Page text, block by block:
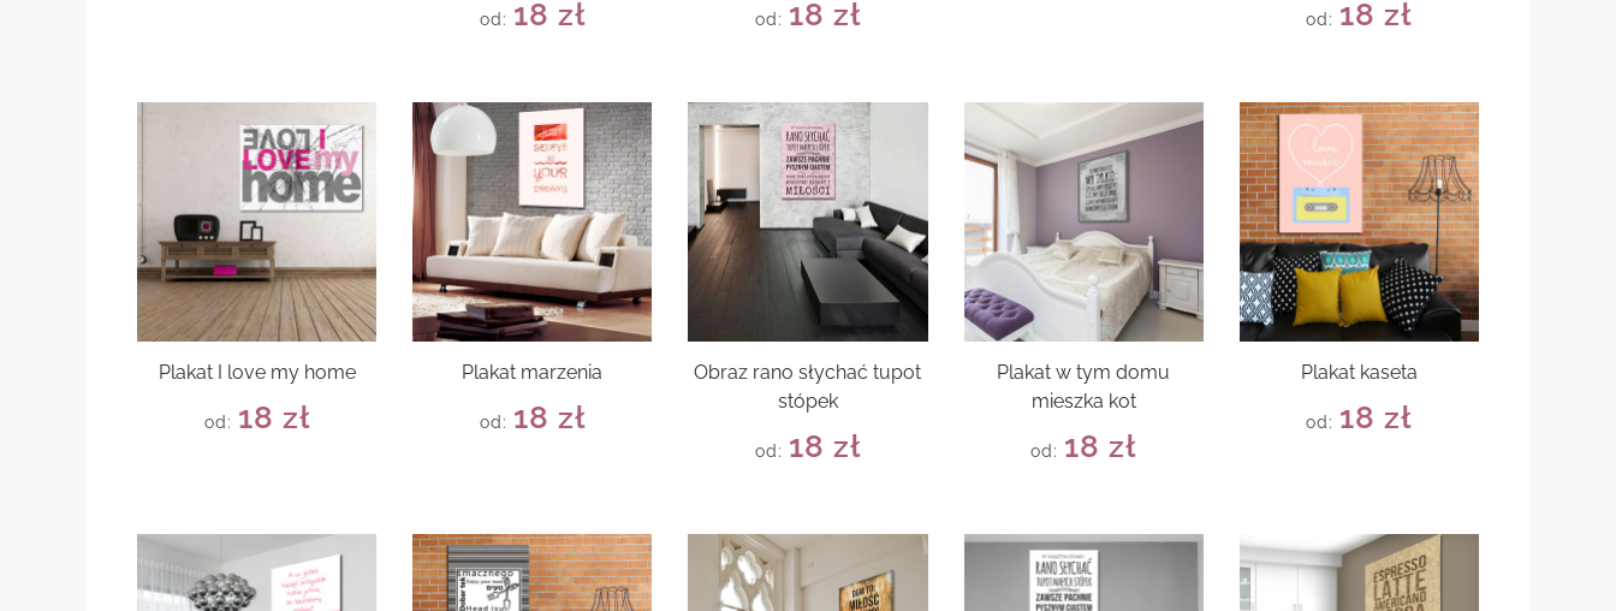
od: 18 zł od: 18 zł od: 18zł
Plakat I love my home
od: 18 zł
Plakat marzenia
od: 18 zł
Obraz rano słychać tupot
stópek
od: 18 zł
Plakat w tym domu
mieszka kot
od: 18zł
Plakat kaseta
od: 18zł